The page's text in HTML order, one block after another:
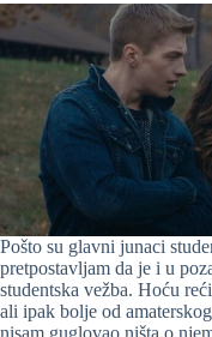
Pošto su glavni junaci
pretpostavljam da je i u
studentska vežba. Hoću
ali ipak bolje od